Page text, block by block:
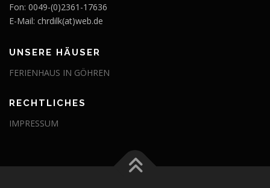
Fon: 0049-(0)2361-17636
E-Mail: chrdilk(at)web.de
UNSERE HÄUSER
FERIENHAUS IN GÖHREN
RECHTLICHES
IMPRESSUM